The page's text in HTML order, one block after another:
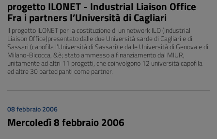
progetto ILONET - Industrial Liaison Office
Fra i partners l’Università di Cagliari
Il progetto ILONET per la costituzione di un network ILO (Industrial
Liaison Office)presentato dalle due Università sarde di Cagliari e di
Sassari (capofila l’Università di Sassari) e dalle Università di Genova e di
Milano-Bicocca, &è; stato ammesso a finanziamento dal MIUR,
unitamente ad altri 11 progetti, che coinvolgono 12 università capofila
ed altre 30 partecipanti come partner.
08 febbraio 2006
Mercoledì 8 febbraio 2006